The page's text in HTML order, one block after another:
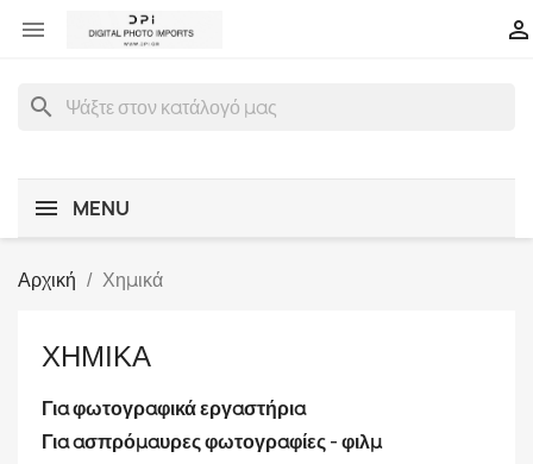
 
search
MENU
Αρχική Χημικά
ΧΗΜΙΚΆ
Για φωτογραφικά εργαστήρια
Για ασπρόμαυρες φωτογραφίες - φιλμ